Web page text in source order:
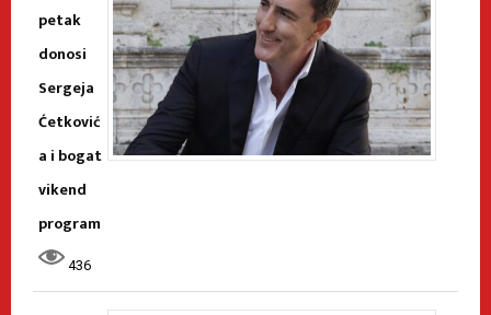
petak
donosi
Sergeja
Ćetković
a i bogat
vikend
program
436